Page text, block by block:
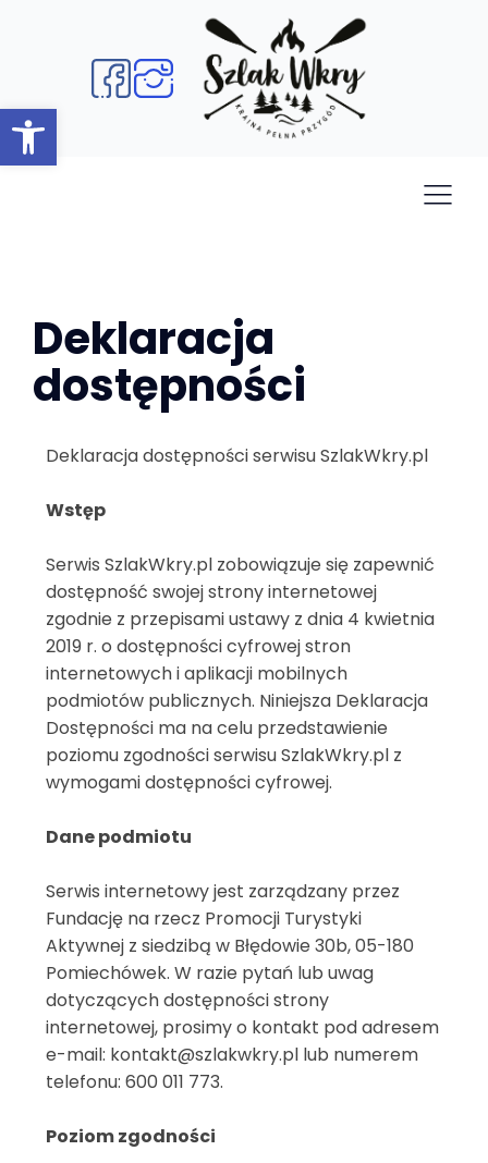
Open toolbar
Deklaracja
dostępności
Deklaracja dostępności serwisu SzlakWkry.pl
Wstęp
Serwis SzlakWkry.pl zobowiązuje się zapewnić
dostępność swojej strony internetowej
zgodnie z przepisami ustawy z dnia 4 kwietnia
2019 r. o dostępności cyfrowej stron
internetowych i aplikacji mobilnych
podmiotów publicznych. Niniejsza Deklaracja
Dostępności ma na celu przedstawienie
poziomu zgodności serwisu SzlakWkry.pl z
wymogami dostępności cyfrowej.
Dane podmiotu
Serwis internetowy jest zarządzany przez
Fundację na rzecz Promocji Turystyki
Aktywnej z siedzibą w Błędowie 30b, 05-180
Pomiechówek. W razie pytań lub uwag
dotyczących dostępności strony
internetowej, prosimy o kontakt pod adresem
e-mail: kontakt@szlakwkry.pl lub numerem
telefonu: 600 011 773.
Poziom zgodności